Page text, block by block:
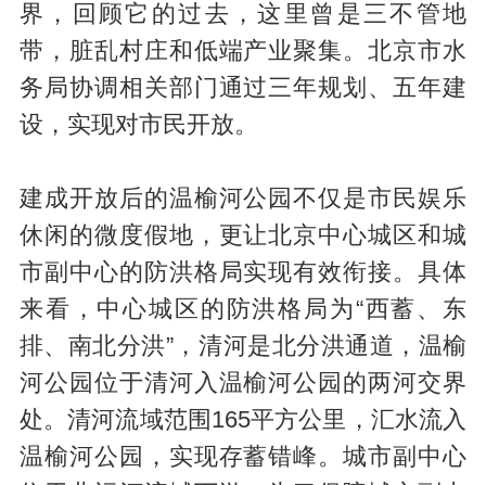
界，回顾它的过去，这里曾是三不管地
带，脏乱村庄和低端产业聚集。北京市水
务局协调相关部门通过三年规划、五年建
设，实现对市民开放。
建成开放后的温榆河公园不仅是市民娱乐
休闲的微度假地，更让北京中心城区和城
市副中心的防洪格局实现有效衔接。具体
来看，中心城区的防洪格局为“西蓄、东
排、南北分洪”，清河是北分洪通道，温榆
河公园位于清河入温榆河公园的两河交界
处。清河流域范围165平方公里，汇水流入
温榆河公园，实现存蓄错峰。城市副中心